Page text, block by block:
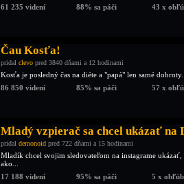
61 235 videní
88% sa páči 43 x
Čau Kosťa!
pridal clevo pred 3840 dňami a 12 hodinami
Kosťa je posledný čas na diéte a "papá" len samé
86 850 videní
85% sa páči 57 x
Mladý vzpierač sa chcel ukázať na
pridal demonoid pred 722 dňami a 15 hodinami
Mladík chcel svojim sledovateľom na instagrame
ako...
17 188 videní
95% sa páči 5 x